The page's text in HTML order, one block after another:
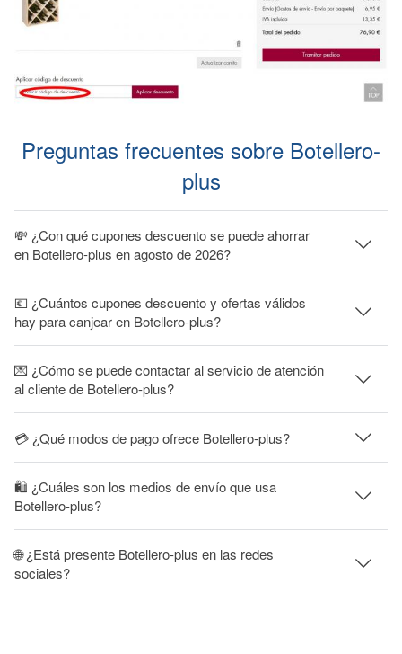
Preguntas frecuentes sobre Botellero-
plus
💸 ¿Con qué cupones descuento se puede ahorrar
en Botellero-plus en agosto de 2026?
💶 ¿Cuántos cupones descuento y ofertas válidos
hay para canjear en Botellero-plus?
💌 ¿Cómo se puede contactar al servicio de atención
al cliente de Botellero-plus?
💳 ¿Qué modos de pago ofrece Botellero-plus?
🛍 ¿Cuáles son los medios de envío que usa
Botellero-plus?
🌐 ¿Está presente Botellero-plus en las redes
sociales?